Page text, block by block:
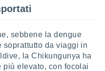
sebbene la dengue
soprattutto da viaggi in
la Chikungunya ha
più elevato, con focolai